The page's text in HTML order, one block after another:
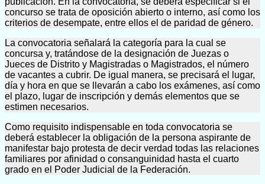
concurso se trata de oposición abierto o interno, así como los
criterios de desempate, entre ellos el de paridad de género.
La convocatoria señalará la categoría para la cual se
concursa y, tratándose de la designación de Juezas o
Jueces de Distrito y Magistradas o Magistrados, el número
de vacantes a cubrir. De igual manera, se precisará el lugar,
día y hora en que se llevarán a cabo los exámenes, así como
el plazo, lugar de inscripción y demás elementos que se
estimen necesarios.
Como requisito indispensable en toda convocatoria se
deberá establecer la obligación de la persona aspirante de
manifestar bajo protesta de decir verdad todas las relaciones
familiares por afinidad o consanguinidad hasta el cuarto
grado en el Poder Judicial de la Federación.